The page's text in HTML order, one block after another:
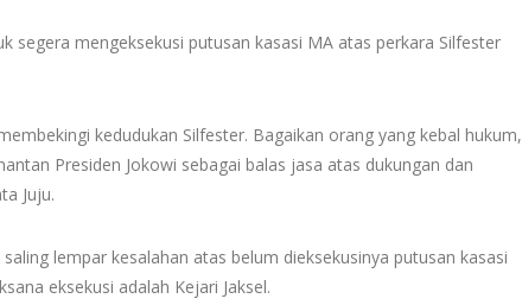
segera mengeksekusi putusan kasasi MA atas perkara Silfester
kedudukan Silfester. Bagaikan orang yang kebal hukum,
Presiden Jokowi sebagai balas jasa atas dukungan dan
Juju.
lempar kesalahan atas belum dieksekusinya putusan kasasi
eksekusi adalah Kejari Jaksel.